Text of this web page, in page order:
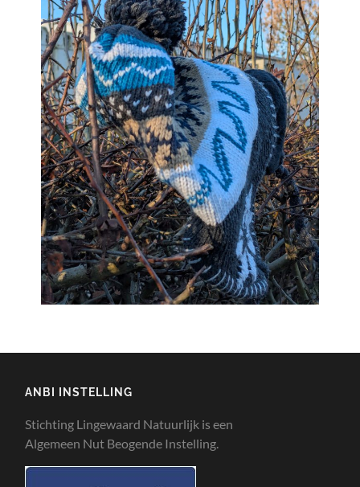
ANBI INSTELLING
Stichting Lingewaard Natuurlijk is een
Algemeen Nut Beogende Instelling.